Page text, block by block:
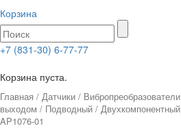
Корзина
+7 (831-30) 6-77-77
Корзина пуста.
Главная / Датчики / Вибропреобразователи
выходом / Подводный / Двухкомпонентный
AP1076-01